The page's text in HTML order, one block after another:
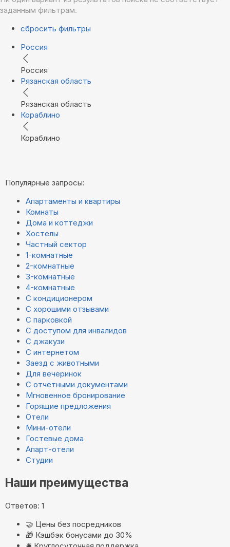
заданным фильтрам.
сбросить фильтры
Россия
Россия
Рязанская область
Рязанская область
Кораблино
Кораблино
Популярные запросы:
Апартаменты и квартиры
Комнаты
Дома и коттеджи
Хостелы
Частный сектор
1-комнатные
2-комнатные
3-комнатные
4-комнатные
С кондиционером
С хорошими отзывами
С парковкой
С доступом для инвалидов
С джакузи
С интернетом
Заезд с животными
Для вечеринок
С отчётными документами
Мгновенное бронирование
Горящие предложения
Отели
Мини-отели
Гостевые дома
Апарт-отели
Студии
Наши преимущества
Ответов: 1
🤝 Цены без посредников
🎁 Кэшбэк бонусами до 30%